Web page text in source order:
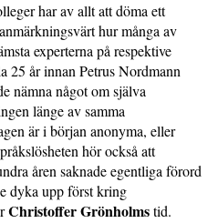
har av allt att döma ett
hur många av
experterna på respektive
25 år innan Petrus Nordmann
nämna något om själva
länge av samma
är i början anonyma, eller
hör också att
åren saknade egentliga förord
dyka upp först kring
Christoffer Grönholmstid.